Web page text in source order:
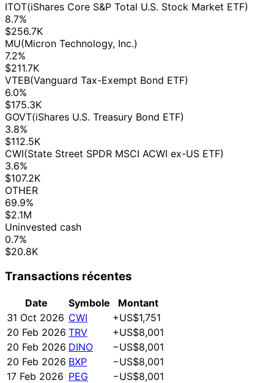
ITOT(iShares Core S&P Total U.S. Stock Market ETF)
8.7%
$256.7K
MU(Micron Technology, Inc.)
7.2%
$211.7K
VTEB(Vanguard Tax-Exempt Bond ETF)
6.0%
$175.3K
GOVT(iShares U.S. Treasury Bond ETF)
3.8%
$112.5K
CWI(State Street SPDR MSCI ACWI ex-US ETF)
3.6%
$107.2K
OTHER
69.9%
$2.1M
Uninvested cash
0.7%
$20.8K
Transactions récentes
Date Symbole
Montant
31 Oct 2026 CWI
+US$1,751
20 Feb 2026 TRV
+US$8,001
20 Feb 2026 DINO
−US$8,001
20 Feb 2026 BXP
−US$8,001
17 Feb 2026 PEG
−US$8,001